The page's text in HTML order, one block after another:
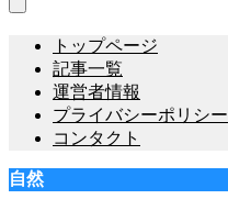
トップページ
記事一覧
運営者情報
プライバシーポリシー
コンタクト
自然